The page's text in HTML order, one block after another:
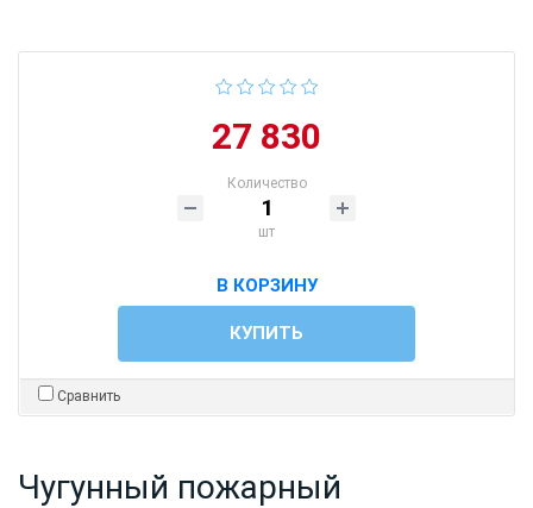
27 830
Количество
шт
В КОРЗИНУ
КУПИТЬ
Сравнить
Чугунный пожарный